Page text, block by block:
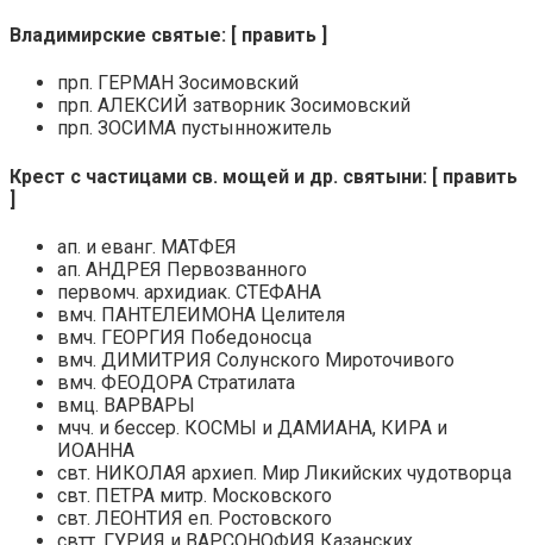
Владимирские святые: [ править ]
прп. ГЕРМАН Зосимовский
прп. АЛЕКСИЙ затворник Зосимовский
прп. ЗОСИМА пустынножитель
Крест с частицами св. мощей и др. святыни: [ править
]
ап. и еванг. МАТФЕЯ
ап. АНДРЕЯ Первозванного
первомч. архидиак. СТЕФАНА
вмч. ПАНТЕЛЕИМОНА Целителя
вмч. ГЕОРГИЯ Победоносца
вмч. ДИМИТРИЯ Солунского Мироточивого
вмч. ФЕОДОРА Стратилата
вмц. ВАРВАРЫ
мчч. и бессер. КОСМЫ и ДАМИАНА, КИРА и
ИОАННА
свт. НИКОЛАЯ архиеп. Мир Ликийских чудотворца
свт. ПЕТРА митр. Московского
свт. ЛЕОНТИЯ еп. Ростовского